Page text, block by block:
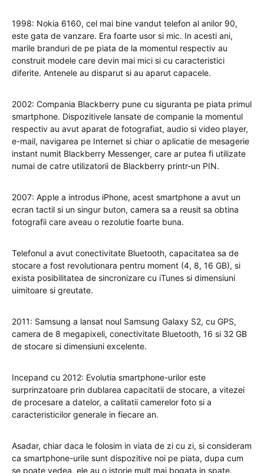
1998: Nokia 6160, cel mai bine vandut telefon al anilor 90,
este gata de vanzare. Era foarte usor si mic. In acesti ani,
marile branduri de pe piata de la momentul respectiv au
construit modele care devin mai mici si cu caracteristici
diferite. Antenele au disparut si au aparut capacele.
2002: Compania Blackberry pune cu siguranta pe piata primul
smartphone. Dispozitivele lansate de companie la momentul
respectiv au avut aparat de fotografiat, audio si video player,
e-mail, navigarea pe Internet si chiar o aplicatie de mesagerie
instant numit Blackberry Messenger, care ar putea fi utilizate
numai de catre utilizatorii de Blackberry printr-un PIN.
2007: Apple a introdus iPhone, acest smartphone a avut un
ecran tactil si un singur buton, camera sa a reusit sa obtina
fotografii care aveau o rezolutie foarte buna.
Telefonul a avut conectivitate Bluetooth, capacitatea sa de
stocare a fost revolutionara pentru moment (4, 8, 16 GB), si
exista posibilitatea de sincronizare cu iTunes si dimensiuni
uimitoare si greutate.
2011: Samsung a lansat noul Samsung Galaxy S2, cu GPS,
camera de 8 megapixeli, conectivitate Bluetooth, 16 si 32 GB
de stocare si dimensiuni excelente.
Incepand cu 2012: Evolutia smartphone-urilor este
surprinzatoare prin dublarea capacitatii de stocare, a vitezei
de procesare a datelor, a calitatii camerelor foto si a
caracteristicilor generale in fiecare an.
Asadar, chiar daca le folosim in viata de zi cu zi, si consideram
ca smartphone-urile sunt dispozitive noi pe piata, dupa cum
se poate vedea, ele au o istorie mult mai bogata in spate.